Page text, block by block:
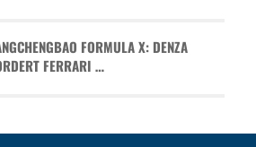
FORMULA X: DENZA
FERRARI …